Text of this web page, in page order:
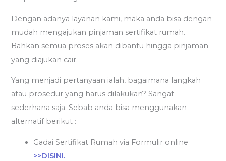
Dengan adanya layanan kami, maka anda bisa dengan
mudah mengajukan pinjaman sertifikat rumah.
Bahkan semua proses akan dibantu hingga pinjaman
yang diajukan cair.
Yang menjadi pertanyaan ialah, bagaimana langkah
atau prosedur yang harus dilakukan? Sangat
sederhana saja. Sebab anda bisa menggunakan
alternatif berikut :
Gadai Sertifikat Rumah via Formulir online
>>DISINI.